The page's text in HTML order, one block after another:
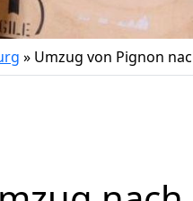
» Umzug von Pignon